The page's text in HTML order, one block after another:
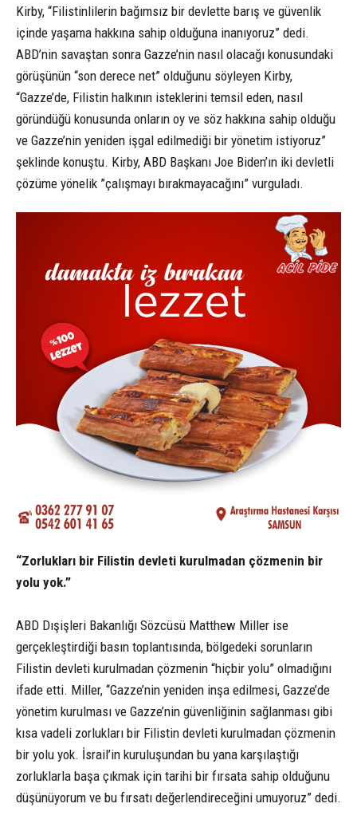
Kirby, “Filistinlilerin bağımsız bir devlette barış ve güvenlik
içinde yaşama hakkına sahip olduğuna inanıyoruz” dedi.
ABD’nin savaştan sonra Gazze’nin nasıl olacağı konusundaki
görüşünün “son derece net” olduğunu söyleyen Kirby,
“Gazze’de, Filistin halkının isteklerini temsil eden, nasıl
göründüğü konusunda onların oy ve söz hakkına sahip olduğu
ve Gazze’nin yeniden işgal edilmediği bir yönetim istiyoruz”
şeklinde konuştu. Kirby, ABD Başkanı Joe Biden’ın iki devletli
çözüme yönelik ”çalışmayı bırakmayacağını” vurguladı.
“Zorlukları bir Filistin devleti kurulmadan çözmenin bir
yolu yok.”
ABD Dışişleri Bakanlığı Sözcüsü Matthew Miller ise
gerçekleştirdiği basın toplantısında, bölgedeki sorunların
Filistin devleti kurulmadan çözmenin “hiçbir yolu” olmadığını
ifade etti. Miller, “Gazze’nin yeniden inşa edilmesi, Gazze’de
yönetim kurulması ve Gazze’nin güvenliğinin sağlanması gibi
kısa vadeli zorlukları bir Filistin devleti kurulmadan çözmenin
bir yolu yok. İsrail’in kuruluşundan bu yana karşılaştığı
zorluklarla başa çıkmak için tarihi bir fırsata sahip olduğunu
düşünüyorum ve bu fırsatı değerlendireceğini umuyoruz” dedi.